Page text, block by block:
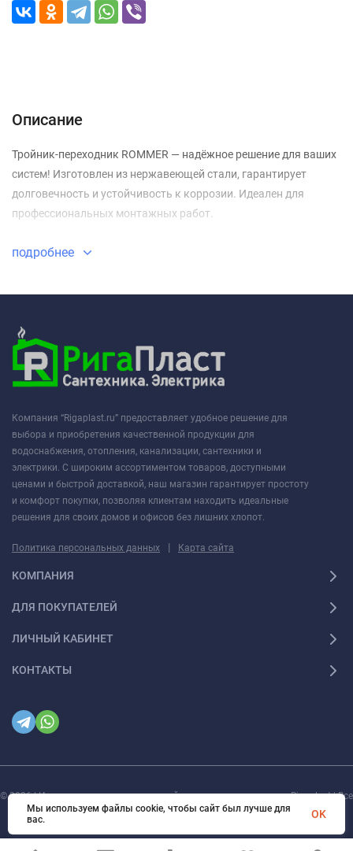
Описание
Тройник-переходник ROMMER — надёжное решение для ваших
систем! Изготовлен из нержавеющей стали, гарантирует
долговечность и устойчивость к коррозии. Идеален для
профессиональных монтажных работ.
подробнее
Компания “Rigaplast.ru” предоставляет удобное решение для
выбора и приобретения качественной продукции для
водоснабжения, отопления, канализации, сантехники и
электрики. С широким ассортиментом товаров, доступными
ценами и быстрой доставкой, наш магазин гарантирует простоту
и комфорт покупки, позволяя клиентам находить идеальные
решения для своих домов и офисов без лишних хлопот.
Политика персональных данных | Карта сайта
КОМПАНИЯ
ДЛЯ ПОКУПАТЕЛЕЙ
ЛИЧНЫЙ КАБИНЕТ
КОНТАКТЫ
© 2026 | Интернет магазин инженерной сантехники и электрики Rigaplast | Все
права защищены
Мы используем файлы cookie, чтобы сайт был лучше для
вас.
OK